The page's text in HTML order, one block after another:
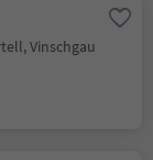
Vinschgau